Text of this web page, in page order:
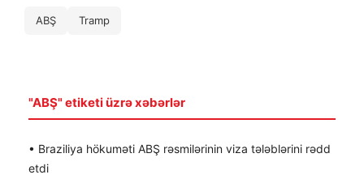
ABŞ Tramp
"ABŞ" etiketi üzrə xəbərlər
• Braziliya hökuməti ABŞ rəsmilərinin viza tələblərini rədd
etdi